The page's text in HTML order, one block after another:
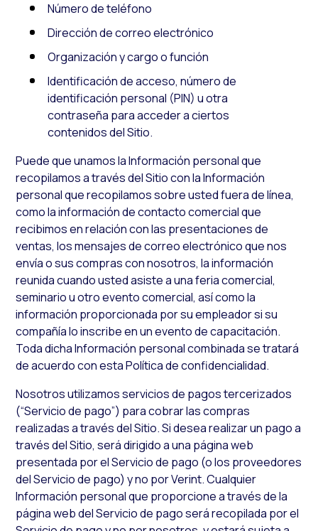
Número de teléfono
Dirección de correo electrónico
Organización y cargo o función
Identificación de acceso, número de
identificación personal (PIN) u otra
contraseña para acceder a ciertos
contenidos del Sitio.
Puede que unamos la Información personal que
recopilamos a través del Sitio con la Información
personal que recopilamos sobre usted fuera de línea,
como la información de contacto comercial que
recibimos en relación con las presentaciones de
ventas, los mensajes de correo electrónico que nos
envía o sus compras con nosotros, la información
reunida cuando usted asiste a una feria comercial,
seminario u otro evento comercial, así como la
información proporcionada por su empleador si su
compañía lo inscribe en un evento de capacitación.
Toda dicha Información personal combinada se tratará
de acuerdo con esta Política de confidencialidad.
Nosotros utilizamos servicios de pagos tercerizados
(“Servicio de pago”) para cobrar las compras
realizadas a través del Sitio. Si desea realizar un pago a
través del Sitio, será dirigido a una página web
presentada por el Servicio de pago (o los proveedores
del Servicio de pago) y no por Verint. Cualquier
Información personal que proporcione a través de la
página web del Servicio de pago será recopilada por el